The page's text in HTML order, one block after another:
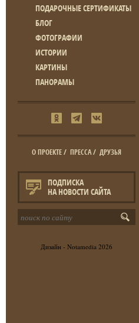
ПОДАРОЧНЫЕ СЕРТИФИКАТЫ
БЛОГ
ФОТОГРАФИИ
ИСТОРИИ
КАРТИНЫ
ПАНОРАМЫ
О ПРОЕКТЕ/ ПРЕССА/ ДРУЗЬЯ
ПОДПИСКА
НА НОВОСТИ САЙТА
Дизайн - Notamedia 2026